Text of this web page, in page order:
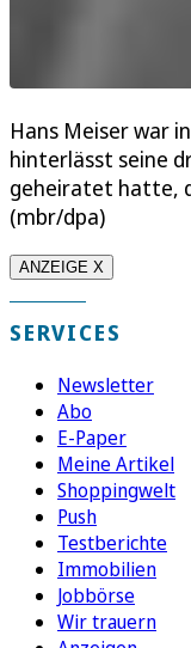
Hans Meiser war
hinterlässt seine
geheiratet hatte,
(mbr/dpa)
ANZEIGE X
SERVICES
Newsletter
Abo
E-Paper
Meine Artikel
Shoppingwelt
Push
Testberichte
Immobilien
Jobbörse
Wir trauern